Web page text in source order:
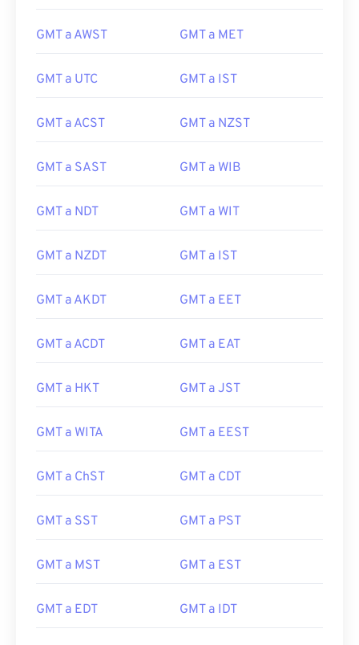
GMT a AWST GMT a MET
GMT a UTC GMT a IST
GMT a ACST GMT a NZST
GMT a SAST GMT a WIB
GMT a NDT GMT a WIT
GMT a NZDT GMT a IST
GMT a AKDT GMT a EET
GMT a ACDT GMT a EAT
GMT a HKT GMT a JST
GMT a WITA GMT a EEST
GMT a ChST GMT a CDT
GMT a SST GMT a PST
GMT a MST GMT a EST
GMT a EDT GMT a IDT